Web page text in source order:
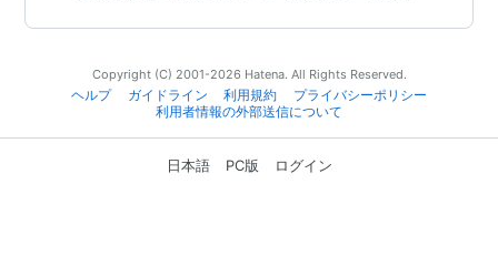
Copyright (C) 2001-2026 Hatena. All Rights Reserved.
ヘルプ
ガイドライン 利用規約
プライバシーポリシー
利用者情報の外部送信について
日本語 PC版 ログイン